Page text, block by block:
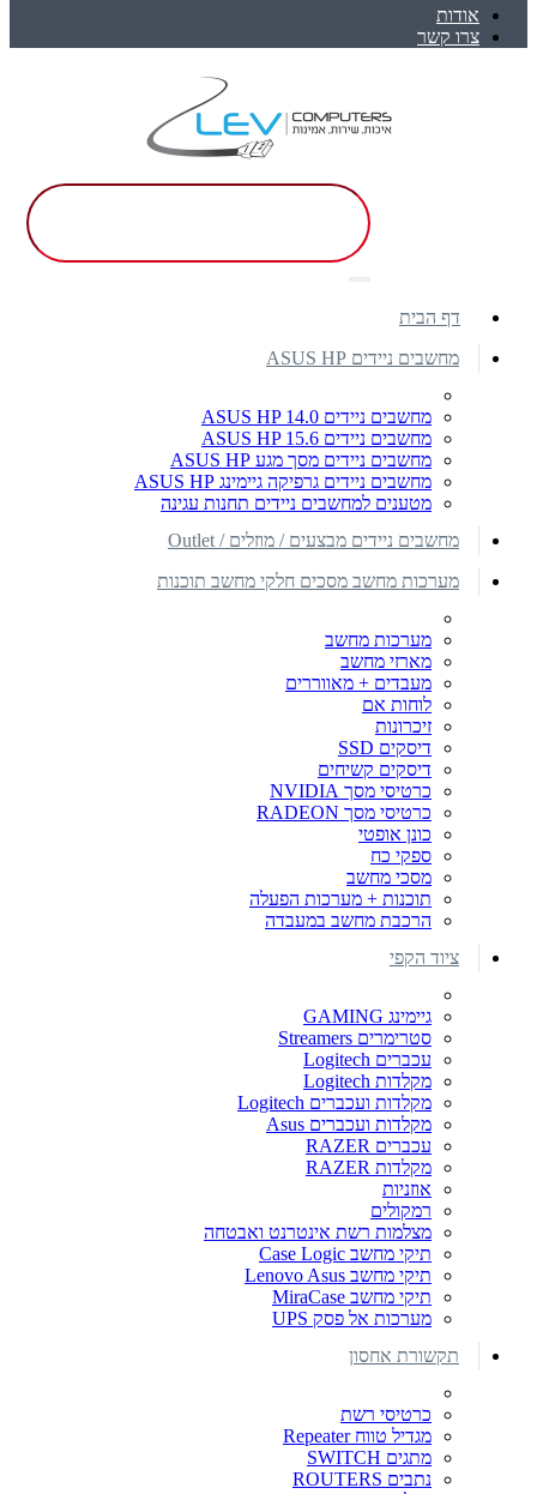
אודות
צרו קשר
דף הבית
מחשבים ניידים ASUS HP
מחשבים ניידים ASUS HP 14.0
מחשבים ניידים ASUS HP 15.6
מחשבים ניידים מסך מגע ASUS HP
מחשבים ניידים גרפיקה גיימינג ASUS HP
מטענים למחשבים ניידים תחנות עגינה
מחשבים ניידים מבצעים / מוזלים / Outlet
מערכות מחשב מסכים חלקי מחשב תוכנות
מערכות מחשב
מארזי מחשב
מעבדים + מאווררים
לוחות אם
זיכרונות
דיסקים SSD
דיסקים קשיחים
כרטיסי מסך NVIDIA
כרטיסי מסך RADEON
כונן אופטי
ספקי כח
מסכי מחשב
תוכנות + מערכות הפעלה
הרכבת מחשב במעבדה
ציוד הקפי
גיימינג GAMING
סטרימרים Streamers
עכברים Logitech
מקלדות Logitech
מקלדות ועכברים Logitech
מקלדות ועכברים Asus
עכברים RAZER
מקלדות RAZER
אוזניות
רמקולים
מצלמות רשת אינטרנט ואבטחה
תיקי מחשב Case Logic
תיקי מחשב Lenovo Asus
תיקי מחשב MiraCase
מערכות אל פסק UPS
תקשורת אחסון
כרטיסי רשת
מגדיל טווח Repeater
מתגים SWITCH
נתבים ROUTERS